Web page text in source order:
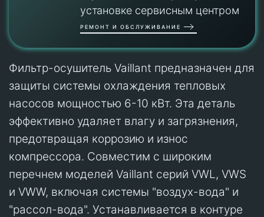
установке сервисным центром
РЕМОНТ И ОБСЛУЖИВАНИЕ
Фильтр-осушитель Vaillant предназначен для
защиты системы охлаждения тепловых
насосов мощностью 6-10 кВт. Эта деталь
эффективно удаляет влагу и загрязнения,
предотвращая коррозию и износ
компрессора. Совместим с широким
перечнем моделей Vaillant серий VWL, VWS
и VWW, включая системы "воздух-вода" и
"рассол-вода". Устанавливается в контуре